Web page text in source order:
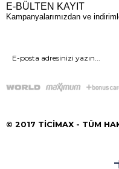
E-BÜLTEN KAYIT
Kampanyalarımızdan ve
© 2017 TİCİMAX - TÜM